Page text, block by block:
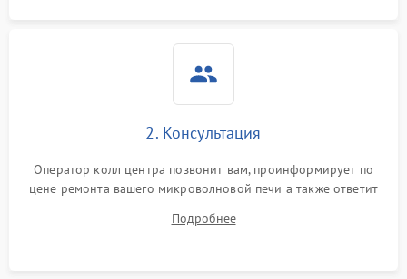
2. Консультация
Оператор колл центра позвонит вам, проинформирует по
цене ремонта вашего микроволновой печи а также ответит
Подробнее